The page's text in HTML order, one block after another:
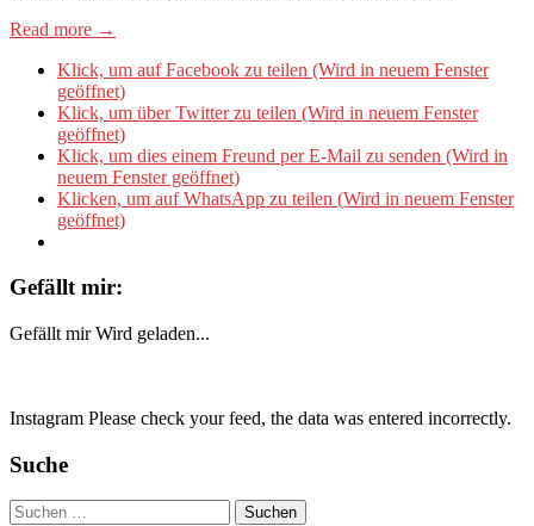
Read more →
Klick, um auf Facebook zu teilen (Wird in neuem Fenster
geöffnet)
Klick, um über Twitter zu teilen (Wird in neuem Fenster
geöffnet)
Klick, um dies einem Freund per E-Mail zu senden (Wird in
neuem Fenster geöffnet)
Klicken, um auf WhatsApp zu teilen (Wird in neuem Fenster
geöffnet)
Gefällt mir:
Gefällt mir Wird geladen...
Instagram Please check your feed, the data was entered incorrectly.
Suche
Suchen